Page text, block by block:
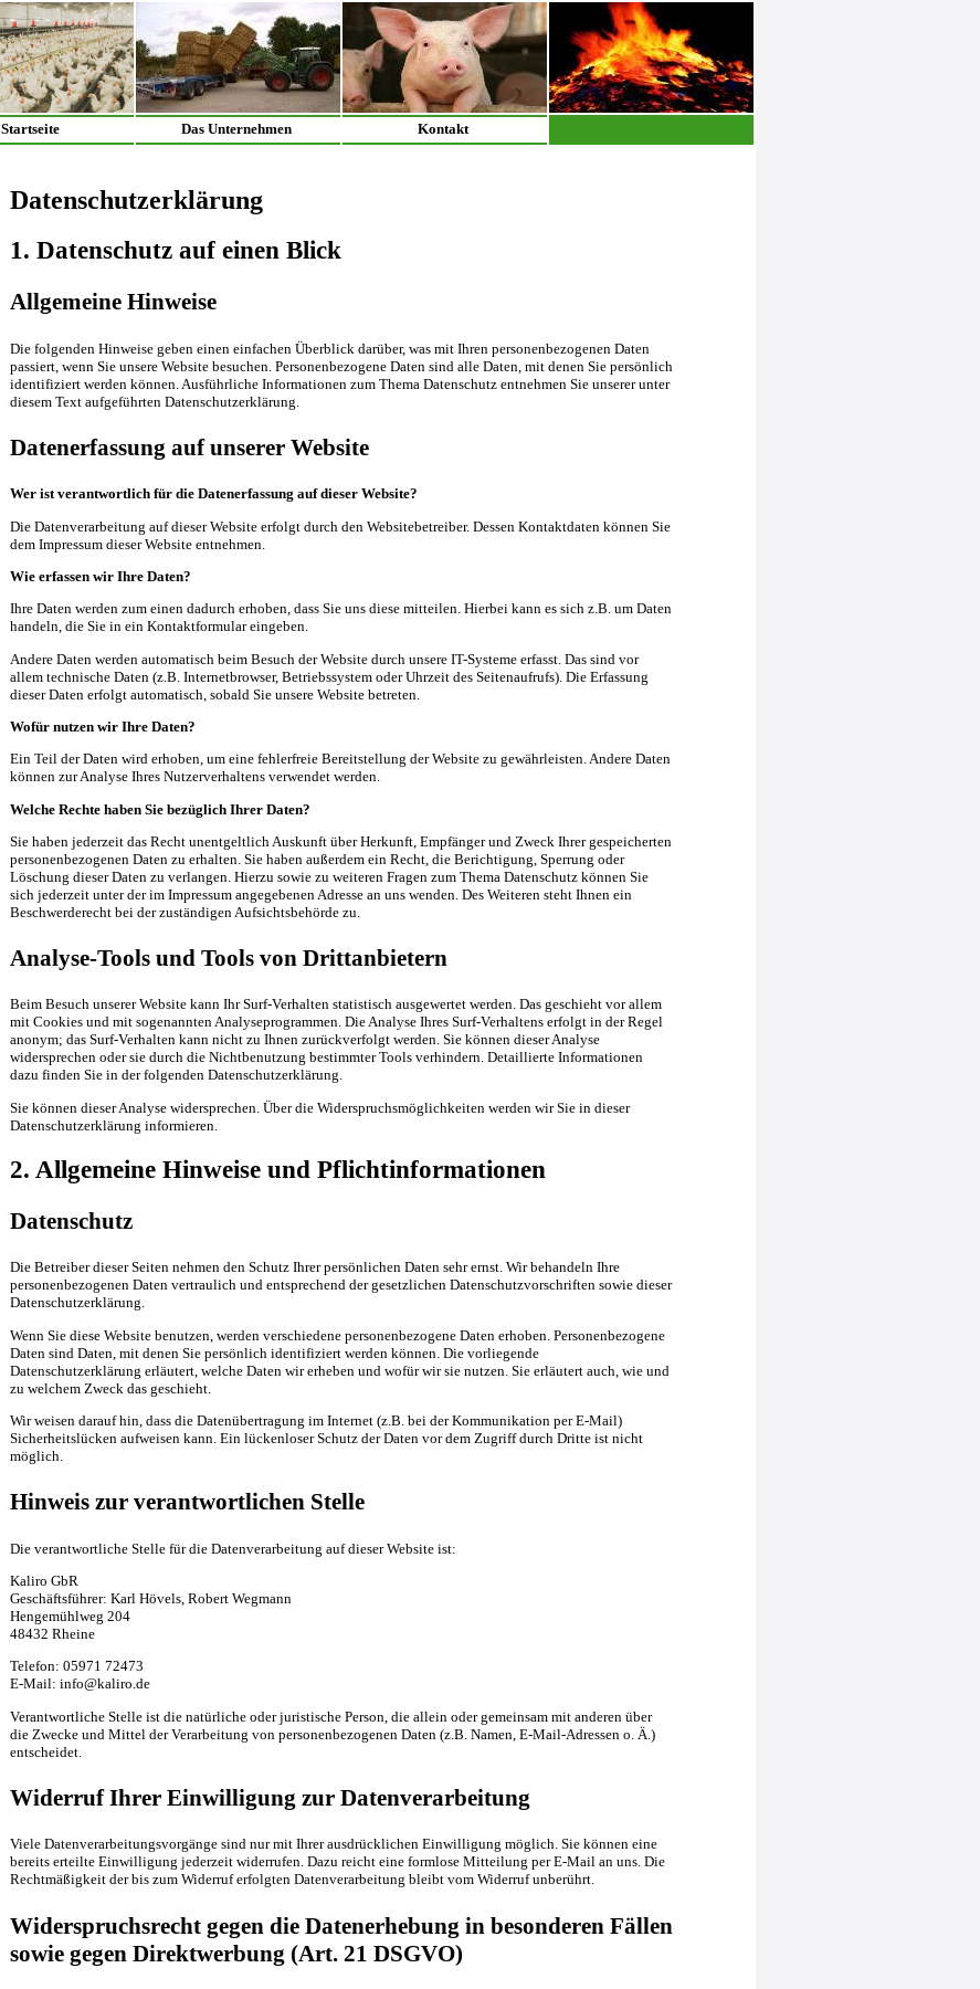
Startseite Das Unternehmen Kontakt
Datenschutzerklärung
1. Datenschutz auf einen Blick
Allgemeine Hinweise
Die folgenden Hinweise geben einen einfachen Überblick darüber, was mit Ihren personenbezogenen Daten
passiert, wenn Sie unsere Website besuchen. Personenbezogene Daten sind alle Daten, mit denen Sie persönlich
identifiziert werden können. Ausführliche Informationen zum Thema Datenschutz entnehmen Sie unserer unter
diesem Text aufgeführten Datenschutzerklärung.
Datenerfassung auf unserer Website
Wer ist verantwortlich für die Datenerfassung auf dieser Website?
Die Datenverarbeitung auf dieser Website erfolgt durch den Websitebetreiber. Dessen Kontaktdaten können Sie
dem Impressum dieser Website entnehmen.
Wie erfassen wir Ihre Daten?
Ihre Daten werden zum einen dadurch erhoben, dass Sie uns diese mitteilen. Hierbei kann es sich z.B. um Daten
handeln, die Sie in ein Kontaktformular eingeben.
Andere Daten werden automatisch beim Besuch der Website durch unsere IT-Systeme erfasst. Das sind vor
allem technische Daten (z.B. Internetbrowser, Betriebssystem oder Uhrzeit des Seitenaufrufs). Die Erfassung
dieser Daten erfolgt automatisch, sobald Sie unsere Website betreten.
Wofür nutzen wir Ihre Daten?
Ein Teil der Daten wird erhoben, um eine fehlerfreie Bereitstellung der Website zu gewährleisten. Andere Daten
können zur Analyse Ihres Nutzerverhaltens verwendet werden.
Welche Rechte haben Sie bezüglich Ihrer Daten?
Sie haben jederzeit das Recht unentgeltlich Auskunft über Herkunft, Empfänger und Zweck Ihrer gespeicherten
personenbezogenen Daten zu erhalten. Sie haben außerdem ein Recht, die Berichtigung, Sperrung oder
Löschung dieser Daten zu verlangen. Hierzu sowie zu weiteren Fragen zum Thema Datenschutz können Sie
sich jederzeit unter der im Impressum angegebenen Adresse an uns wenden. Des Weiteren steht Ihnen ein
Beschwerderecht bei der zuständigen Aufsichtsbehörde zu.
Analyse-Tools und Tools von Drittanbietern
Beim Besuch unserer Website kann Ihr Surf-Verhalten statistisch ausgewertet werden. Das geschieht vor allem
mit Cookies und mit sogenannten Analyseprogrammen. Die Analyse Ihres Surf-Verhaltens erfolgt in der Regel
anonym; das Surf-Verhalten kann nicht zu Ihnen zurückverfolgt werden. Sie können dieser Analyse
widersprechen oder sie durch die Nichtbenutzung bestimmter Tools verhindern. Detaillierte Informationen
dazu finden Sie in der folgenden Datenschutzerklärung.
Sie können dieser Analyse widersprechen. Über die Widerspruchsmöglichkeiten werden wir Sie in dieser
Datenschutzerklärung informieren.
2. Allgemeine Hinweise und Pflichtinformationen
Datenschutz
Die Betreiber dieser Seiten nehmen den Schutz Ihrer persönlichen Daten sehr ernst. Wir behandeln Ihre
personenbezogenen Daten vertraulich und entsprechend der gesetzlichen Datenschutzvorschriften sowie dieser
Datenschutzerklärung.
Wenn Sie diese Website benutzen, werden verschiedene personenbezogene Daten erhoben. Personenbezogene
Daten sind Daten, mit denen Sie persönlich identifiziert werden können. Die vorliegende
Datenschutzerklärung erläutert, welche Daten wir erheben und wofür wir sie nutzen. Sie erläutert auch, wie und
zu welchem Zweck das geschieht.
Wir weisen darauf hin, dass die Datenübertragung im Internet (z.B. bei der Kommunikation per E-Mail)
Sicherheitslücken aufweisen kann. Ein lückenloser Schutz der Daten vor dem Zugriff durch Dritte ist nicht
möglich.
Hinweis zur verantwortlichen Stelle
Die verantwortliche Stelle für die Datenverarbeitung auf dieser Website ist:
Kaliro GbR
Geschäftsführer: Karl Hövels, Robert Wegmann
Hengemühlweg 204
48432 Rheine
Telefon: 05971 72473
E-Mail: info@kaliro.de
Verantwortliche Stelle ist die natürliche oder juristische Person, die allein oder gemeinsam mit anderen über
die Zwecke und Mittel der Verarbeitung von personenbezogenen Daten (z.B. Namen, E-Mail-Adressen o. Ä.)
entscheidet.
Widerruf Ihrer Einwilligung zur Datenverarbeitung
Viele Datenverarbeitungsvorgänge sind nur mit Ihrer ausdrücklichen Einwilligung möglich. Sie können eine
bereits erteilte Einwilligung jederzeit widerrufen. Dazu reicht eine formlose Mitteilung per E-Mail an uns. Die
Rechtmäßigkeit der bis zum Widerruf erfolgten Datenverarbeitung bleibt vom Widerruf unberührt.
Widerspruchsrecht gegen die Datenerhebung in besonderen Fällen
sowie gegen Direktwerbung (Art. 21 DSGVO)